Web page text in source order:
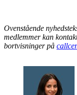
Ovenstående
medlemmer kan
bortvisninger på